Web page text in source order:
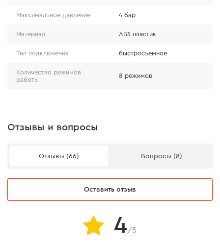
захват даже мокрой рукой, а эргономичная форма
уменьшает нагрузку на кисть.
Максимальное давление 4 бар
Материал ABS пластик
Тип подключения быстросъемное
Количество режимов
работы
8 режимов
Отзывы и вопросы
Отзывы (66) Вопросы (8)
Оставить отзыв
4/5